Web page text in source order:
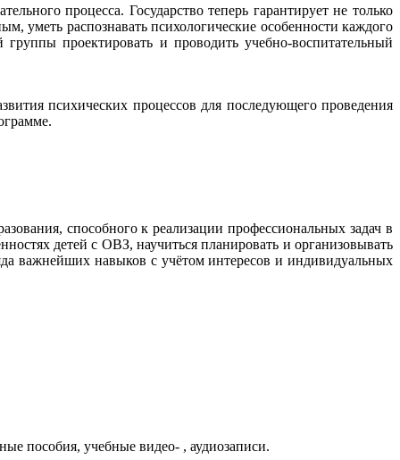
процесса. Государство теперь гарантирует не только
уметь распознавать психологические особенности каждого
проектировать и проводить учебно-воспитательный
психических процессов для последующего проведения
способного к реализации профессиональных задач в
детей с ОВЗ, научиться планировать и организовывать
важнейших навыков с учётом интересов и индивидуальных
пособия, учебные видео- , аудиозаписи.